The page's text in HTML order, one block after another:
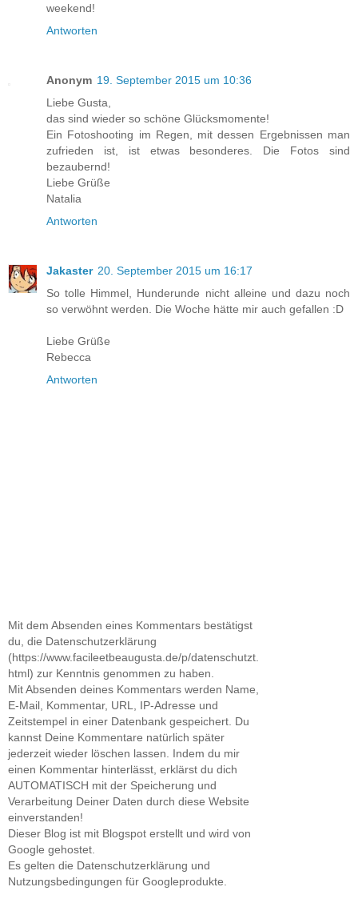
weekend!
Antworten
Anonym 19. September 2015 um 10:36
Liebe Gusta,
das sind wieder so schöne Glücksmomente!
Ein Fotoshooting im Regen, mit dessen Ergebnissen man
zufrieden ist, ist etwas besonderes. Die Fotos sind
bezaubernd!
Liebe Grüße
Natalia
Antworten
Jakaster 20. September 2015 um 16:17
So tolle Himmel, Hunderunde nicht alleine und dazu noch
so verwöhnt werden. Die Woche hätte mir auch gefallen :D
Liebe Grüße
Rebecca
Antworten
Mit dem Absenden eines Kommentars bestätigst
du, die Datenschutzerklärung
(https://www.facileetbeaugusta.de/p/datenschutzt.
html) zur Kenntnis genommen zu haben.
Mit Absenden deines Kommentars werden Name,
E-Mail, Kommentar, URL, IP-Adresse und
Zeitstempel in einer Datenbank gespeichert. Du
kannst Deine Kommentare natürlich später
jederzeit wieder löschen lassen. Indem du mir
einen Kommentar hinterlässt, erklärst du dich
AUTOMATISCH mit der Speicherung und
Verarbeitung Deiner Daten durch diese Website
einverstanden!
Dieser Blog ist mit Blogspot erstellt und wird von
Google gehostet.
Es gelten die Datenschutzerklärung und
Nutzungsbedingungen für Googleprodukte.